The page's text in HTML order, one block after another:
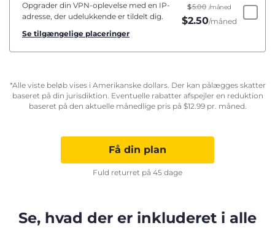
Opgrader din VPN-oplevelse med en IP-
adresse, der udelukkende er tildelt dig.
Se tilgængelige placeringer
$5.00 /måned
$2.50/måned
*Alle viste beløb vises i Amerikanske dollars. Der kan pålægges skatter
baseret på din jurisdiktion. Eventuelle rabatter afspejler en reduktion
baseret på den aktuelle månedlige pris på $12.99pr. måned.
Få din plan
Fuld returret på 45 dage
Se, hvad der er inkluderet i alle